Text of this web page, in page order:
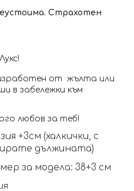
Страхотен
от  жълта или
в забележки към
любов за теб!
+3см (халкички, с
дължината)
за модела: 38+3 см